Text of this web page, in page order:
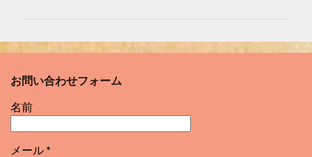
お問い合わせフォーム
名前
メール *